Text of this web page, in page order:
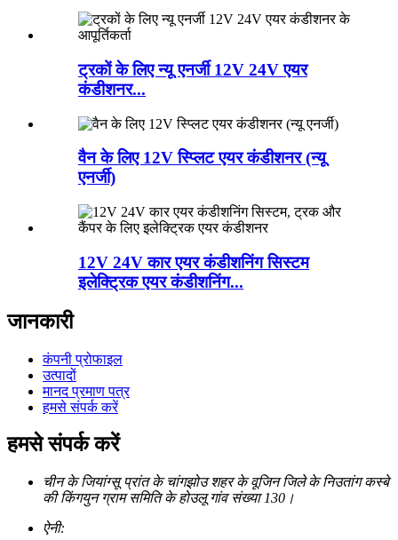
ट्रकों के लिए न्यू एनर्जी 12V 24V एयर
कंडीशनर...
वैन के लिए 12V स्प्लिट एयर कंडीशनर (न्यू
एनर्जी)
12V 24V कार एयर कंडीशनिंग सिस्टम
इलेक्ट्रिक एयर कंडीशनिंग...
जानकारी
कंपनी प्रोफाइल
उत्पादों
मानद प्रमाण पत्र
हमसे संपर्क करें
हमसे संपर्क करें
चीन के जियांग्सू प्रांत के चांगझोउ शहर के वूजिन जिले के निउतांग कस्बे
की किंगयुन ग्राम समिति के होउलू गांव संख्या 130।
ऐनी: